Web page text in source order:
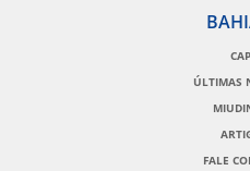
ÚLTIMAS
FALE